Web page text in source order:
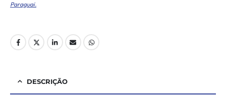
Paraguai.
DESCRIÇÃO